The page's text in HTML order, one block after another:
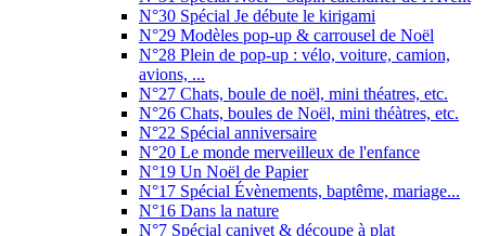
N°30 Spécial Je débute le kirigami
N°29 Modèles pop-up & carrousel de Noël
N°28 Plein de pop-up : vélo, voiture, camion,
avions, ...
N°27 Chats, boule de noël, mini théatres, etc.
N°26 Chats, boules de Noël, mini théàtres, etc.
N°22 Spécial anniversaire
N°20 Le monde merveilleux de l'enfance
N°19 Un Noël de Papier
N°17 Spécial Évènements, baptême, mariage...
N°16 Dans la nature
N°7 Spécial canivet & découpe à plat